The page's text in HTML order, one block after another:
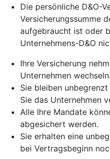
Die persönliche D&O-
Versicherungssumme
aufgebraucht ist oder
Unternehmens-D&O
Ihre Versicherung
Unternehmen wechseln.
Sie bleiben
Sie das Unternehmen
Alle Ihre Mandate
abgesichert werden.
Sie erhalten eine
bei Vertragsbeginn